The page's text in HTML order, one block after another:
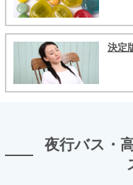
決定
夜行バス・